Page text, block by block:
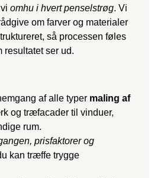
omhu i hvert penselstrøg. Vi
om farver og materialer
så processen føles
resultatet ser ud.
af alle typer maling af
og træfacader til vinduer,
rum.
prisfaktorer og
kan træffe trygge